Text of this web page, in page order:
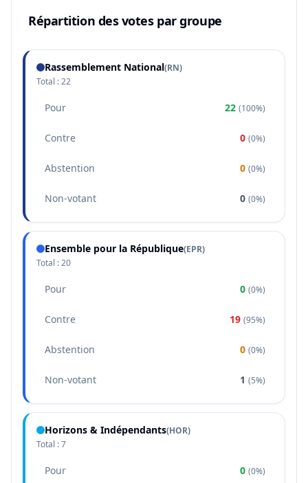
Répartition des votes par groupe
Rassemblement National(RN)
Total :22
Pour 22 (100%)
Contre 0 (0%)
Abstention 0 (0%)
Non-votant 0 (0%)
Ensemble pour la République(EPR)
Total :20
Pour 0 (0%)
Contre 19 (95%)
Abstention 0 (0%)
Non-votant 1 (5%)
Horizons & Indépendants(HOR)
Total :7
Pour 0 (0%)